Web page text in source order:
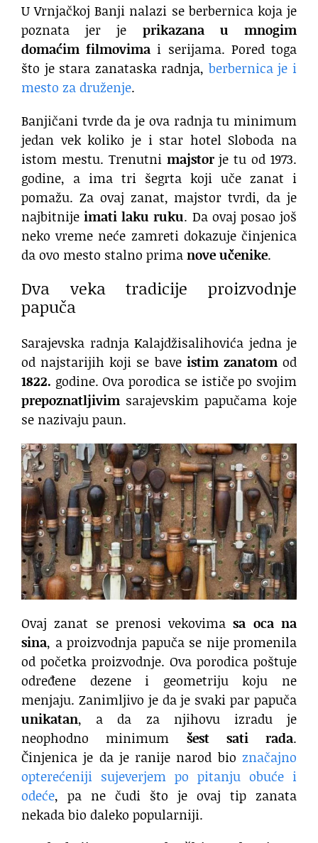
U Vrnjačkoj Banji nalazi se berbernica koja je
poznata jer je prikazana u mnogim
domaćim filmovima i serijama. Pored toga
što je stara zanataska radnja, berbernica je i
mesto za druženje.
Banjičani tvrde da je ova radnja tu minimum
jedan vek koliko je i star hotel Sloboda na
istom mestu. Trenutni majstorje tu od 1973.
godine, a ima tri šegrta koji uče zanat i
pomažu. Za ovaj zanat, majstor tvrdi, da je
najbitnijeimati laku ruku. Da ovaj posao još
neko vreme neće zamreti dokazuje činjenica
da ovo mesto stalno primanove učenike.
Dva veka tradicije proizvodnje
papuča
Sarajevska radnja Kalajdžisalihovića jedna je
od najstarijih koji se bave istim zanatomod
1822. godine. Ova porodica se ističe po svojim
prepoznatljivim sarajevskim papučama koje
se nazivaju paun.
Ovaj zanat se prenosi vekovimasa oca na
sina, a proizvodnja papuča se nije promenila
od početka proizvodnje. Ova porodica poštuje
određene dezene i geometriju koju ne
menjaju. Zanimljivo je da je svaki par papuča
unikatan, a da za njihovu izradu je
neophodno minimum šest sati rada.
Činjenica je da je ranije narod bio značajno
opterećeniji sujeverjem po pitanju obuće i
odeće, pa ne čudi što je ovaj tip zanata
nekada bio daleko popularniji.